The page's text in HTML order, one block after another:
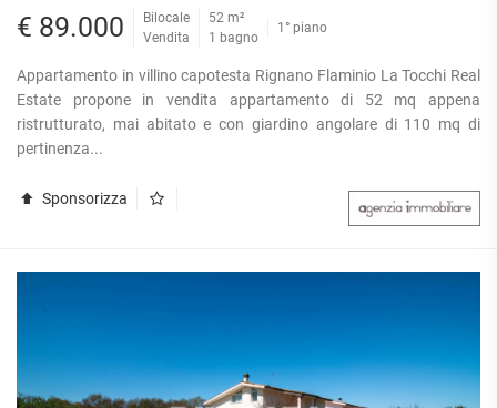
€ 89.000
Bilocale
Vendita
52 m²
1 bagno
1° piano
Appartamento in villino capotesta Rignano Flaminio La Tocchi Real
Estate propone in vendita appartamento di 52 mq appena
ristrutturato, mai abitato e con giardino angolare di 110 mq di
pertinenza...
Sponsorizza